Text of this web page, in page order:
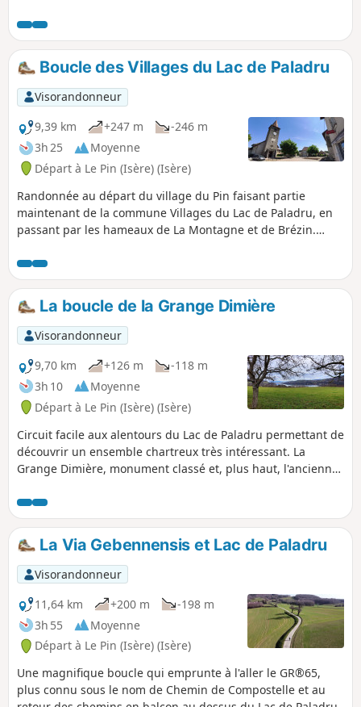
direction de la Croix des Cochettes, puis
de la Motte Castrale du Chatelard. Le
retour s'effectue par la Tour de
Clermont-Tonnerre et le Guillermet, puis
par un chemin en face de Bavonne.
Boucle des Villages du Lac de Paladru
Visorandonneur
9,39 km
+247 m
-246 m
3h 25
Moyenne
Départ à Le Pin (Isère) (Isère)
Randonnée au départ du village du Pin faisant partie
maintenant de la commune Villages du Lac de Paladru, en
passant par les hameaux de La Montagne et de Brézin.
sur la Chartreuse et le Vercors au loin.
La boucle de la Grange Dimière
Visorandonneur
9,70 km
+126 m
-118 m
3h 10
Moyenne
Départ à Le Pin (Isère) (Isère)
Circuit facile aux alentours du Lac de Paladru permettant de
découvrir un ensemble chartreux très intéressant. La
Grange Dimière, monument classé et, plus haut, l'ancienne
La Via Gebennensis et Lac de Paladru
Visorandonneur
11,64 km
+200 m
-198 m
3h 55
Moyenne
Départ à Le Pin (Isère) (Isère)
Une magnifique boucle qui emprunte à l'aller le GR®65,
plus connu sous le nom de Chemin de Compostelle et au